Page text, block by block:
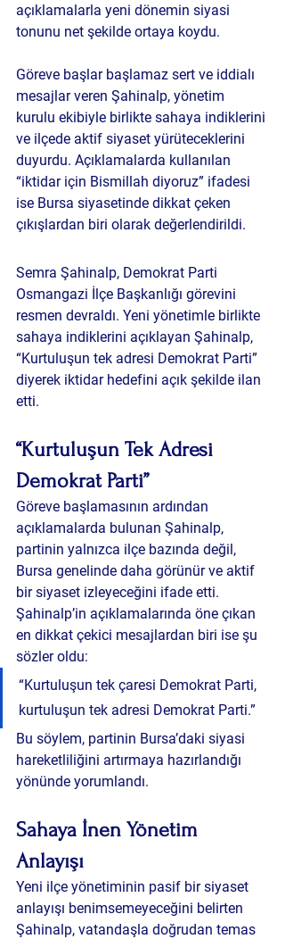
açıklamalarla yeni dönemin siyasi
tonunu net şekilde ortaya koydu.
Göreve başlar başlamaz sert ve iddialı
mesajlar veren Şahinalp, yönetim
kurulu ekibiyle birlikte sahaya indiklerini
ve ilçede aktif siyaset yürüteceklerini
duyurdu. Açıklamalarda kullanılan
“iktidar için Bismillah diyoruz” ifadesi
ise Bursa siyasetinde dikkat çeken
çıkışlardan biri olarak değerlendirildi.
Semra Şahinalp, Demokrat Parti
Osmangazi İlçe Başkanlığı görevini
resmen devraldı. Yeni yönetimle birlikte
sahaya indiklerini açıklayan Şahinalp,
“Kurtuluşun tek adresi Demokrat Parti”
diyerek iktidar hedefini açık şekilde ilan
etti.
“Kurtuluşun Tek Adresi
Demokrat Parti”
Göreve başlamasının ardından
açıklamalarda bulunan Şahinalp,
partinin yalnızca ilçe bazında değil,
Bursa genelinde daha görünür ve aktif
bir siyaset izleyeceğini ifade etti.
Şahinalp’in açıklamalarında öne çıkan
en dikkat çekici mesajlardan biri ise şu
sözler oldu:
“Kurtuluşun tek çaresi Demokrat Parti,
kurtuluşun tek adresi Demokrat Parti.”
Bu söylem, partinin Bursa’daki siyasi
hareketliliğini artırmaya hazırlandığı
yönünde yorumlandı.
Sahaya İnen Yönetim
Anlayışı
Yeni ilçe yönetiminin pasif bir siyaset
anlayışı benimsemeyeceğini belirten
Şahinalp, vatandaşla doğrudan temas